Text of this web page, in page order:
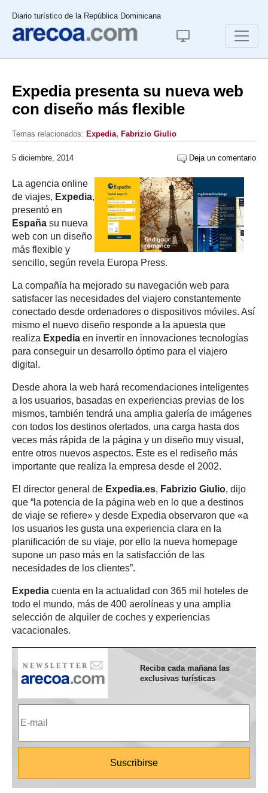
Diario turístico de la República Dominicana
Expedia presenta su nueva web
con diseño más flexible
Temas relacionados: Expedia, Fabrizio Giulio
5 diciembre, 2014 Deja un comentario
La agencia online
de viajes, Expedia,
presentó en
España su nueva
web con un diseño
más flexible y
sencillo, según revela Europa Press.
La compañía ha mejorado su navegación web para
satisfacer las necesidades del viajero constantemente
conectado desde ordenadores o dispositivos móviles. Así
mismo el nuevo diseño responde a la apuesta que
realiza Expedia en invertir en innovaciones tecnologías
para conseguir un desarrollo óptimo para el viajero
digital.
Desde ahora la web hará recomendaciones inteligentes
a los usuarios, basadas en experiencias previas de los
mismos, también tendrá una amplia galería de imágenes
con todos los destinos ofertados, una carga hasta dos
veces más rápida de la página y un diseño muy visual,
entre otros nuevos aspectos. Este es el rediseño más
importante que realiza la empresa desde el 2002.
El director general de Expedia.es, Fabrizio Giulio, dijo
que “la potencia de la página web en lo que a destinos
de viaje se refiere» y desde Expedia observaron que «a
los usuarios les gusta una experiencia clara en la
planificación de su viaje, por ello la nueva homepage
supone un paso más en la satisfacción de las
necesidades de los clientes”.
Expedia cuenta en la actualidad con 365 mil hoteles de
todo el mundo, más de 400 aerolíneas y una amplia
selección de alquiler de coches y experiencias
vacacionales.
Reciba cada mañana las
exclusivas turísticas